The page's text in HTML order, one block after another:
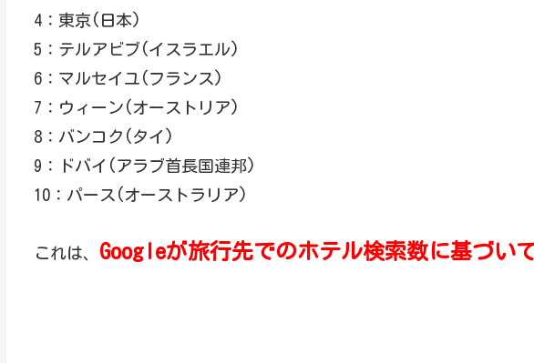
4：東京(日本)
5：テルアビブ(イスラエル)
6：マルセイユ(フランス)
7：ウィーン(オーストリア)
8：バンコク(タイ)
9：ドバイ(アラブ首長国連邦)
10：パース(オーストラリア)
これは、 Googleが旅行先でのホテル検索数に基づい